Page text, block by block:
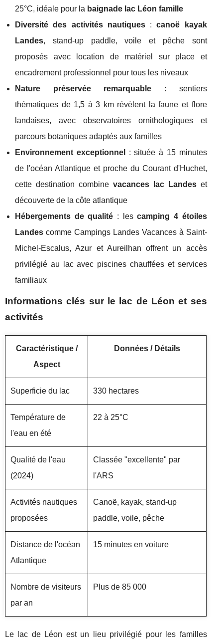
25°C, idéale pour la baignade lac Léon famille
Diversité des activités nautiques:canoë kayak
Landes, stand-up paddle, voile et pêche sont
proposés avec location de matériel sur place et
encadrement professionnel pour tous les niveaux
Nature préservée remarquable : sentiers
thématiques de 1,5 à 3 km révèlent la faune et flore
landaises, avec observatoires ornithologiques et
parcours botaniques adaptés aux familles
Environnement exceptionnel
: située à 15 minutes
de l'océan Atlantique et proche du Courant d'Huchet,
cette destination combine vacances lac Landeset
découverte de la côte atlantique
Hébergements de qualité : lescamping 4 étoiles
Landes comme Campings Landes Vacances à Saint-
Michel-Escalus, Azur et Aureilhan offrent un accès
privilégié au lac avec piscines chauffées et services
familiaux
Informations clés sur le lac de Léon et ses
activités
Caractéristique /
Aspect
Données / Détails
Superficie du lac 330 hectares
Température de
l'eau en été
22 à 25°C
Qualité de l'eau
(2024)
Classée "excellente" par
l'ARS
Activités nautiques
proposées
Canoë, kayak, stand-up
paddle, voile, pêche
Distance de l'océan
Atlantique
15 minutes en voiture
Nombre de visiteurs
par an
Plus de 85 000
Le lac de Léon est un lieu privilégié pour les familles